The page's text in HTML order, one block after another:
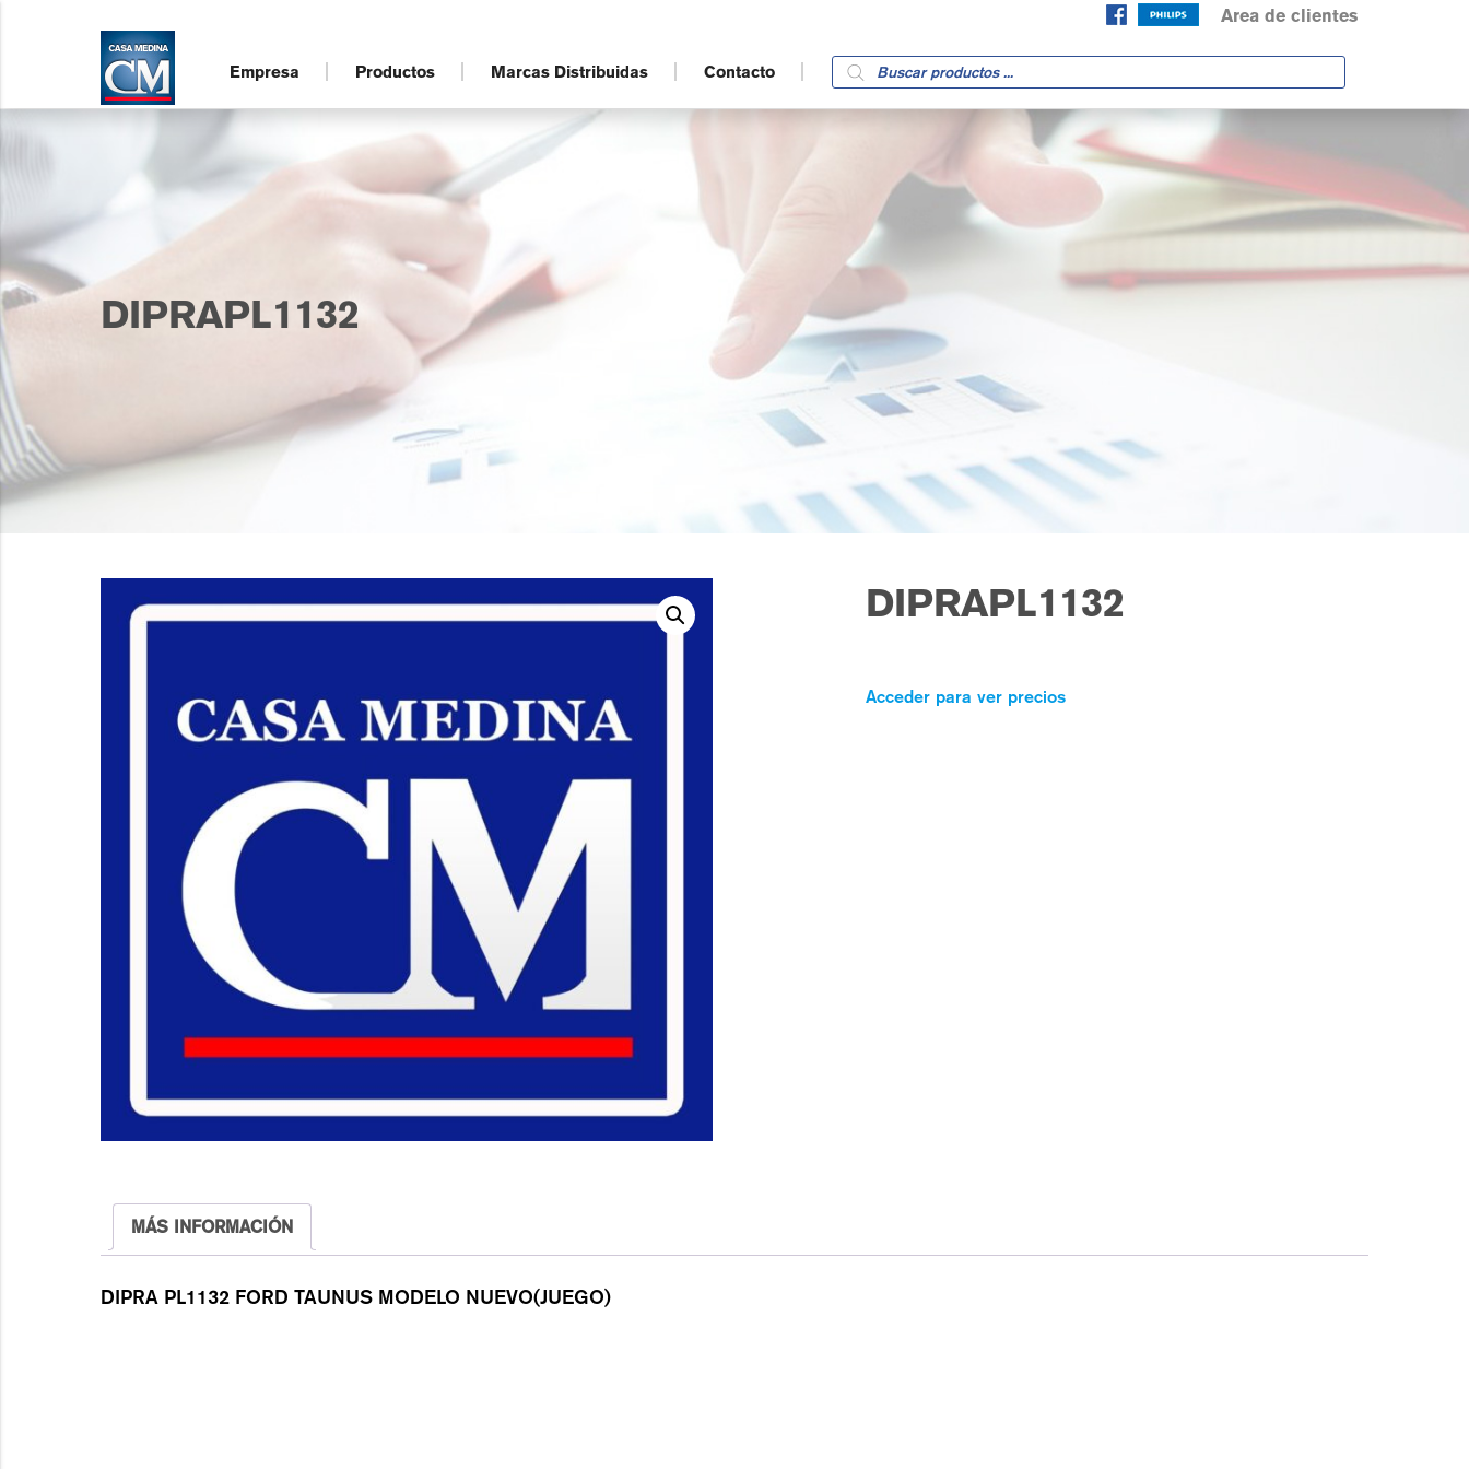
Area de clientes
Empresa Productos Marcas Distribuidas Contacto
Products
search
DIPRAPL1132
DIPRAPL1132
Acceder para ver precios
MÁS INFORMACIÓN
DIPRA PL1132 FORD TAUNUS MODELO NUEVO(JUEGO)